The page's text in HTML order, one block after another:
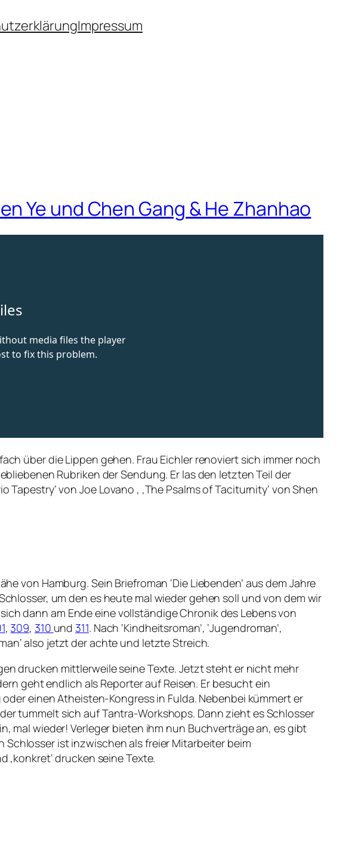
Impressum
Ye und Chen Gang & He Zhanhao
über die Lippen gehen. Frau Eichler renoviert sich immer noch
Rubriken der Sendung. Er las den letzten Teil der
von Joe Lovano , ‚The Psalms of Taciturnity‘ von Shen
von Hamburg. Sein Briefroman ‘Die Liebenden’ aus dem Jahre
um den es heute mal wieder gehen soll und von dem wir
dann am Ende eine vollständige Chronik des Lebens von
,309, 310 und311. Nach ‘Kindheitsroman’, ‘Jugendroman’,
also jetzt der achte und letzte Streich.
drucken mittlerweile seine Texte. Jetzt steht er nicht mehr
geht endlich als Reporter auf Reisen. Er besucht ein
einen Atheisten-Kongress in Fulda. Nebenbei kümmert er
tummelt sich auf Tantra-Workshops. Dann zieht es Schlosser
mal wieder! Verleger bieten ihm nun Buchverträge an, es gibt
ist inzwischen als freier Mitarbeiter beim
‚konkret‘ drucken seine Texte.